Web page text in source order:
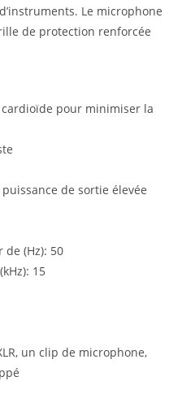
Le microphone
de protection renforcée
pour minimiser la
de sortie élevée
(Hz): 50
15
un clip de microphone,